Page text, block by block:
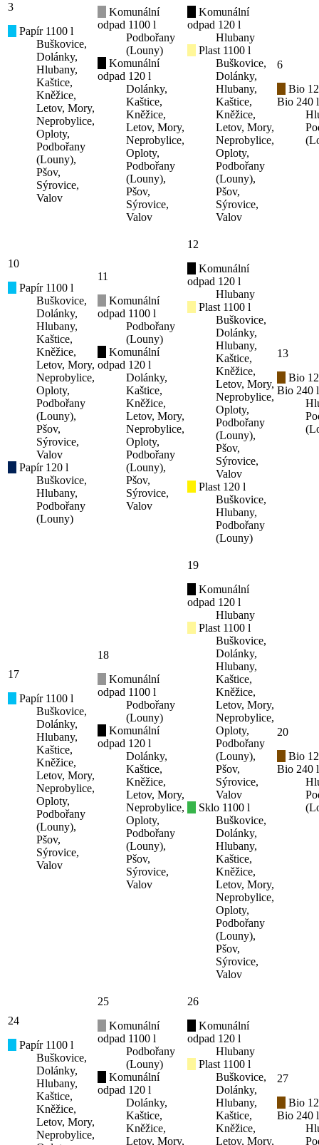
3
Papír 1100 l
Buškovice,
Dolánky,
Hlubany,
Kaštice,
Kněžice,
Letov, Mory,
Neprobylice,
Oploty,
Podbořany
(Louny),
Pšov,
Sýrovice,
Valov
Komunální
odpad 1100 l
Podbořany
(Louny)
Komunální
odpad 120 l
Dolánky,
Kaštice,
Kněžice,
Letov, Mory,
Neprobylice,
Oploty,
Podbořany
(Louny),
Pšov,
Sýrovice,
Valov
Komunální
odpad 120 l
Hlubany
Plast 1100 l
Buškovice,
Dolánky,
Hlubany,
Kaštice,
Kněžice,
Letov, Mory,
Neprobylice,
Oploty,
Podbořany
(Louny),
Pšov,
Sýrovice,
Valov
6
Bio
Bio 240 l
10
Papír 1100 l
Buškovice,
Dolánky,
Hlubany,
Kaštice,
Kněžice,
Letov, Mory,
Neprobylice,
Oploty,
Podbořany
(Louny),
Pšov,
Sýrovice,
Valov
Papír 120 l
Buškovice,
Hlubany,
Podbořany
(Louny)
11
Komunální
odpad 1100 l
Podbořany
(Louny)
Komunální
odpad 120 l
Dolánky,
Kaštice,
Kněžice,
Letov, Mory,
Neprobylice,
Oploty,
Podbořany
(Louny),
Pšov,
Sýrovice,
Valov
12
Komunální
odpad 120 l
Hlubany
Plast 1100 l
Buškovice,
Dolánky,
Hlubany,
Kaštice,
Kněžice,
Letov, Mory,
Neprobylice,
Oploty,
Podbořany
(Louny),
Pšov,
Sýrovice,
Valov
Plast 120 l
Buškovice,
Hlubany,
Podbořany
(Louny)
13
Bio
Bio 240 l
17
Papír 1100 l
Buškovice,
Dolánky,
Hlubany,
Kaštice,
Kněžice,
Letov, Mory,
Neprobylice,
Oploty,
Podbořany
(Louny),
Pšov,
Sýrovice,
Valov
18
Komunální
odpad 1100 l
Podbořany
(Louny)
Komunální
odpad 120 l
Dolánky,
Kaštice,
Kněžice,
Letov, Mory,
Neprobylice,
Oploty,
Podbořany
(Louny),
Pšov,
Sýrovice,
Valov
19
Komunální
odpad 120 l
Hlubany
Plast 1100 l
Buškovice,
Dolánky,
Hlubany,
Kaštice,
Kněžice,
Letov, Mory,
Neprobylice,
Oploty,
Podbořany
(Louny),
Pšov,
Sýrovice,
Valov
Sklo 1100 l
Buškovice,
Dolánky,
Hlubany,
Kaštice,
Kněžice,
Letov, Mory,
Neprobylice,
Oploty,
Podbořany
(Louny),
Pšov,
Sýrovice,
Valov
20
Bio
Bio 240 l
24
Papír 1100 l
Buškovice,
Dolánky,
Hlubany,
Kaštice,
Kněžice,
Letov, Mory,
Neprobylice,
25
Komunální
odpad 1100 l
Podbořany
(Louny)
Komunální
odpad 120 l
Dolánky,
Kaštice,
Kněžice,
Letov, Mory,
26
Komunální
odpad 120 l
Hlubany
Plast 1100 l
Buškovice,
Dolánky,
Hlubany,
Kaštice,
Kněžice,
Letov, Mory,
27
Bio
Bio 240 l